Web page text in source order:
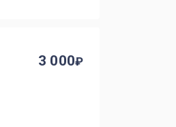
3 000